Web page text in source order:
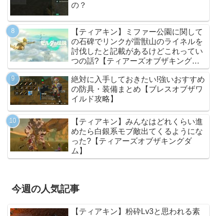
の？
【ティアキン】ミファー公園に関して
の石碑でリンクが雷獣山のライネルを
討伐したと記載があるけどこれってい
つの話?【ティアーズオブザキングダ
ム】
絶対に入手しておきたい!強いおすすめ
の防具・装備まとめ【ブレスオブザワ
イルド攻略】
【ティアキン】みんなはどれくらい進
めたら白銀系モブ敵出てくるようにな
った?【ティアーズオブザキングダ
ム】
今週の人気記事
【ティアキン】粉砕Lv3と思われる素